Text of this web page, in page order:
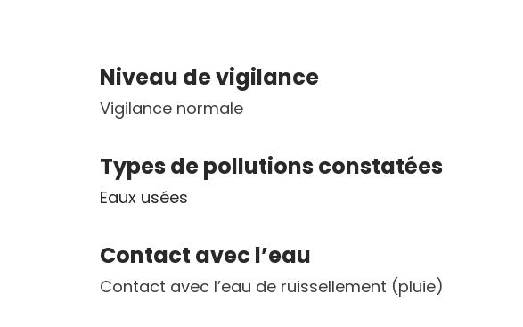
Niveau de vigilance
Vigilance normale
Types de pollutions constatées
Eaux usées
Contact avec l’eau
Contact avec l’eau de ruissellement (pluie)